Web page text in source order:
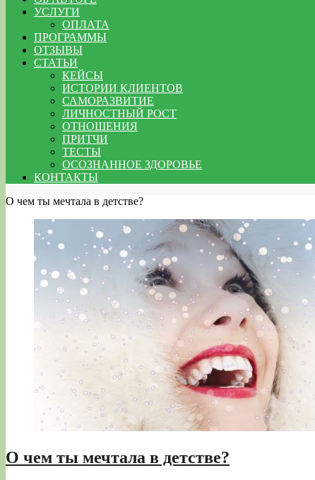
УСЛУГИ
ОПЛАТА
ПРОГРАММЫ
ОТЗЫВЫ
СТАТЬИ
КЕЙСЫ
ИСТОРИИ КЛИЕНТОВ
САМОРАЗВИТИЕ
ЛИЧНОСТНЫЙ РОСТ
ОТНОШЕНИЯ
ПРИТЧИ
ТЕСТЫ
ОСОЗНАННОЕ ЗДОРОВЬЕ
КОНТАКТЫ
О чем ты мечтала в детстве?
О чем ты мечтала в детстве?